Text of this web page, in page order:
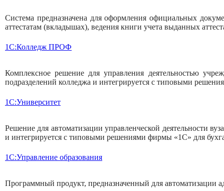
Система предназначена для оформления официальных
аттестатам (вкладышах), ведения книги учета выданных
1С:Колледж ПРОФ
Комплексное решение для управления деятельностью
подразделений колледжа и интегрируется с типовыми
1С:Университет
Решение для автоматизации управленческой деятельности
и интегрируется с типовыми решениями фирмы «1С» для
1С:Управление образования
Программный продукт, предназначенный для автоматизации